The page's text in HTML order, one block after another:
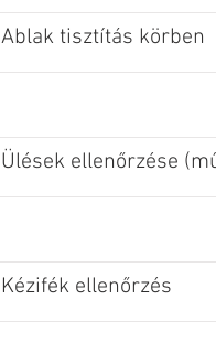
Ablak tisztítás körben
Ülések ellenőrzése
Kézifék ellenőrzés